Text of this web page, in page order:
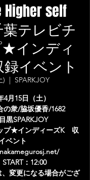
Higher self
テレビチ
インディ
イベント
)
  |
SPARKJOY
4月15日（土）
の衆/脇坂優香/1682
黒SPARKJOY
プ★インディーズK 収
ベント
START：12:00
変更になる場合がござ